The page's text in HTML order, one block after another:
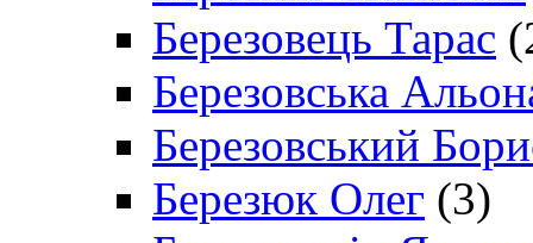
Березовець Тарас
Березовська
Березовський
Березюк Олег (3)